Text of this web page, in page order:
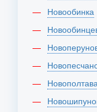
Новообинка